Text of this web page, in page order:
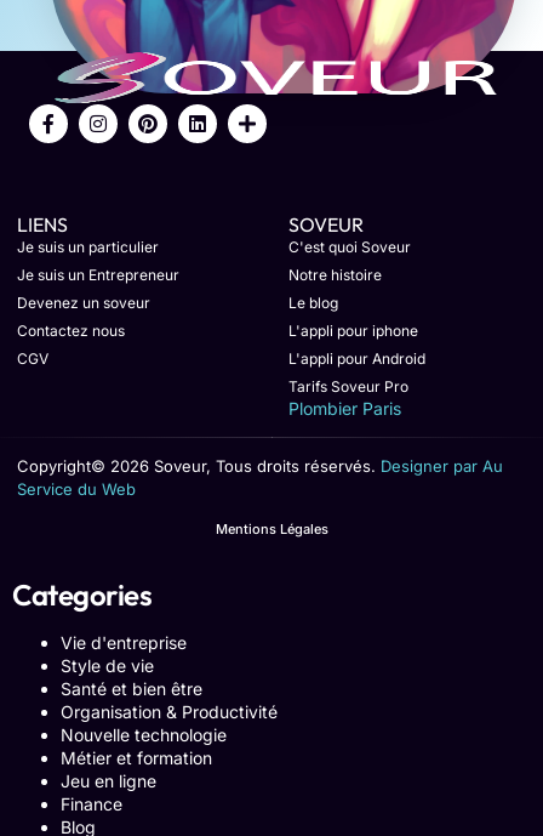
LIENS
Je suis un particulier
Je suis un Entrepreneur
Devenez un soveur
Contactez nous
CGV
SOVEUR
C'est quoi Soveur
Notre histoire
Le blog
L'appli pour iphone
L'appli pour Android
Tarifs Soveur Pro
Plombier Paris
Copyright© 2026 Soveur, Tous droits réservés. Designer par Au
Service du Web
Mentions Légales
Categories
Vie d'entreprise
Style de vie
Santé et bien être
Organisation & Productivité
Nouvelle technologie
Métier et formation
Jeu en ligne
Finance
Blog